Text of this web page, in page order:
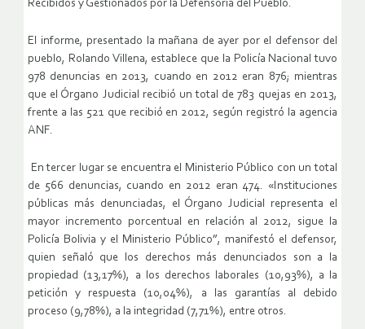
Recibidos y Gestionados por la Defensoría del Pueblo.
El informe, presentado la mañana de ayer por el defensor del
pueblo, Rolando Villena, establece que la Policía Nacional tuvo
978 denuncias en 2013, cuando en 2012 eran 876; mientras
que el Órgano Judicial recibió un total de 783 quejas en 2013,
frente a las 521 que recibió en 2012, según registró la agencia
ANF.
En tercer lugar se encuentra el Ministerio Público con un total
de 566 denuncias, cuando en 2012 eran 474. «Instituciones
públicas más denunciadas, el Órgano Judicial representa el
mayor incremento porcentual en relación al 2012, sigue la
Policía Bolivia y el Ministerio Público”, manifestó el defensor,
quien señaló que los derechos más denunciados son a la
propiedad (13,17%), a los derechos laborales (10,93%), a la
petición y respuesta (10,04%), a las garantías al debido
proceso (9,78%), a la integridad (7,71%), entre otros.